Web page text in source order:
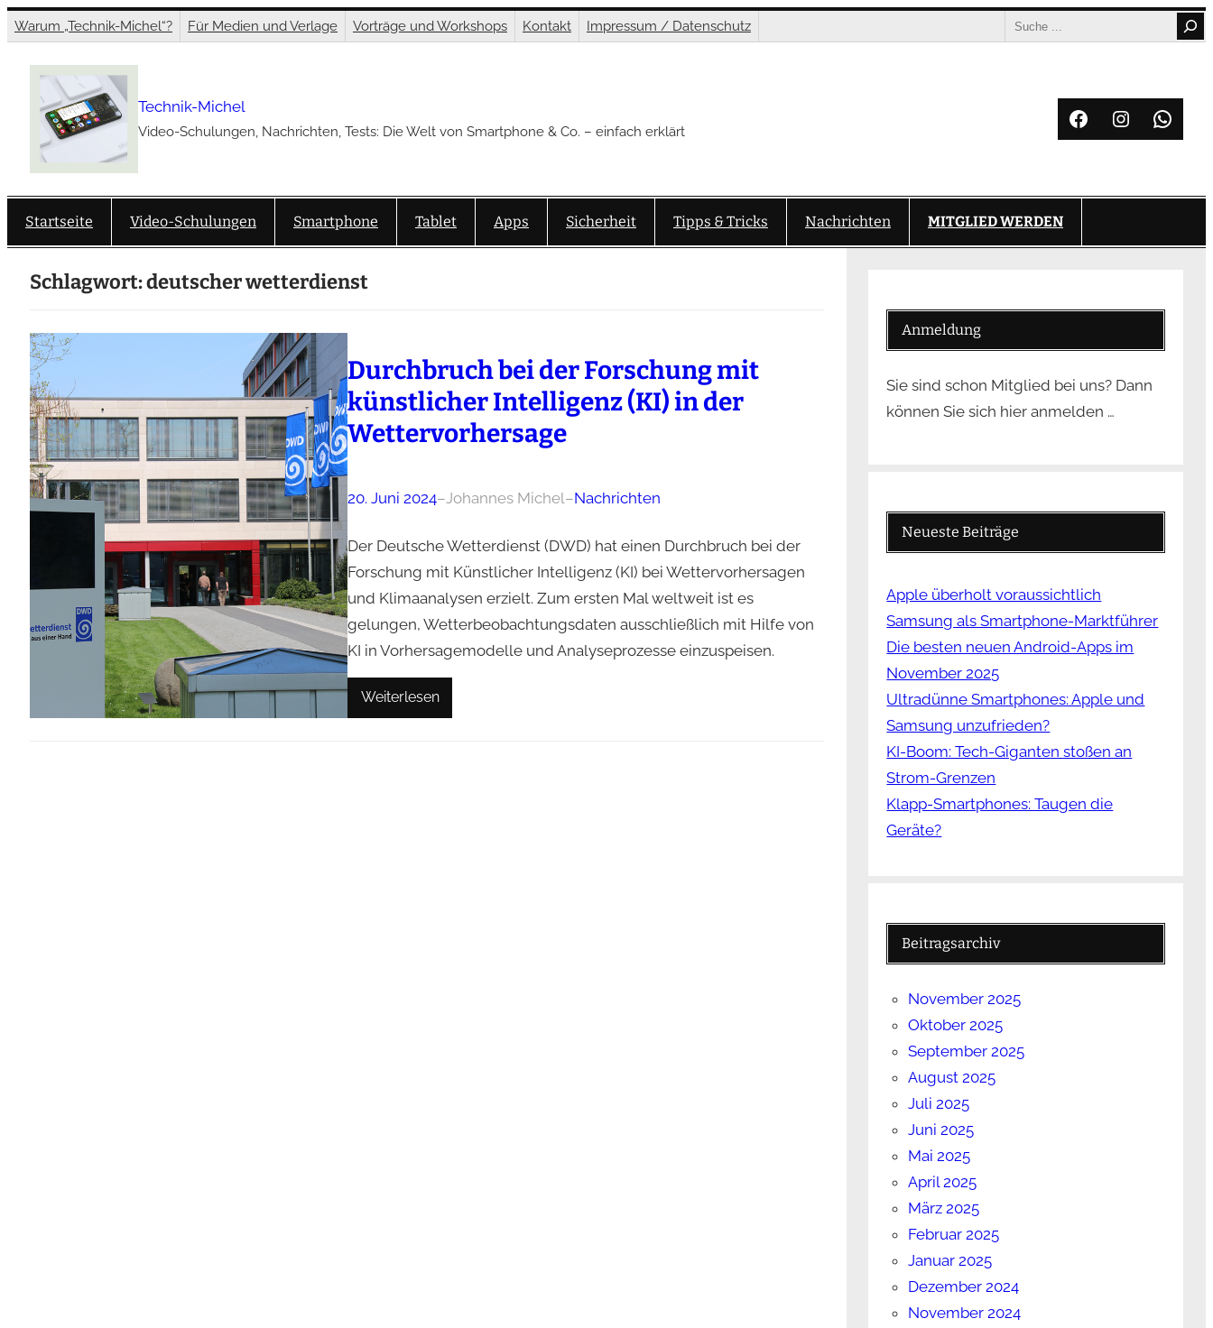
Zum
Inhalt
springen
Warum „Technik-Michel“? Für Medien und Verlage Vorträge und Workshops Kontakt Impressum / Datenschutz Search
Technik-Michel
Video-Schulungen, Nachrichten, Tests: Die Welt von Smartphone & Co. – einfach erklärt
Facebook
Instagram
Startseite Video-Schulungen Smartphone Tablet Apps Sicherheit Tipps & Tricks Nachrichten MITGLIED WERDEN
Schlagwort:deutscher wetterdienst
Durchbruch bei der Forschung mit
künstlicher Intelligenz (KI) in der
Wettervorhersage
20. Juni 2024–Johannes Michel–Nachrichten
Der Deutsche Wetterdienst (DWD) hat einen Durchbruch bei der
Forschung mit Künstlicher Intelligenz (KI) bei Wettervorhersagen
und Klimaanalysen erzielt. Zum ersten Mal weltweit ist es
gelungen, Wetterbeobachtungsdaten ausschließlich mit Hilfe von
KI in Vorhersagemodelle und Analyseprozesse einzuspeisen.
Weiterlesen
Anmeldung
Sie sind schon Mitglied bei uns? Dann
können Sie sich hier anmelden …
Neueste Beiträge
Apple überholt voraussichtlich
Samsung als Smartphone-Marktführer
Die besten neuen Android-Apps im
November 2025
Ultradünne Smartphones: Apple und
Samsung unzufrieden?
KI-Boom: Tech-Giganten stoßen an
Strom-Grenzen
Klapp-Smartphones: Taugen die
Geräte?
Beitragsarchiv
November 2025
Oktober 2025
September 2025
August 2025
Juli 2025
Juni 2025
Mai 2025
April 2025
März 2025
Februar 2025
Januar 2025
Dezember 2024
November 2024